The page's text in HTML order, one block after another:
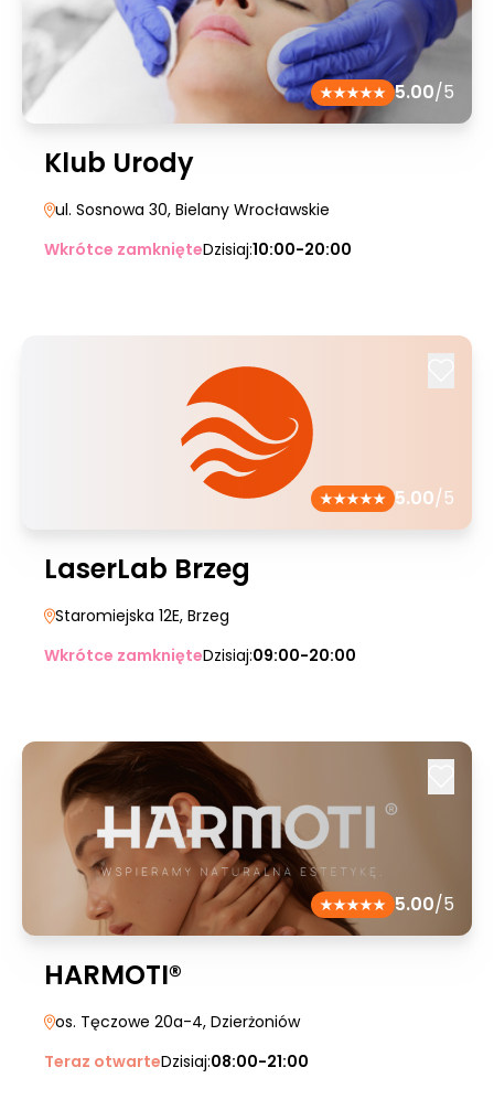
5.00/5
Klub Urody
ul. Sosnowa 30, Bielany Wrocławskie
Wkrótce zamknięteDzisiaj:10:00-20:00
5.00/5
LaserLab Brzeg
Staromiejska 12E, Brzeg
Wkrótce zamknięteDzisiaj:09:00-20:00
5.00/5
HARMOTI®
os. Tęczowe 20a-4, Dzierżoniów
Teraz otwarteDzisiaj:08:00-21:00